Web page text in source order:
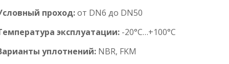
проход:от DN6 до DN50
эксплуатации: -20°С…+100°С
уплотнений: NBR, FKM